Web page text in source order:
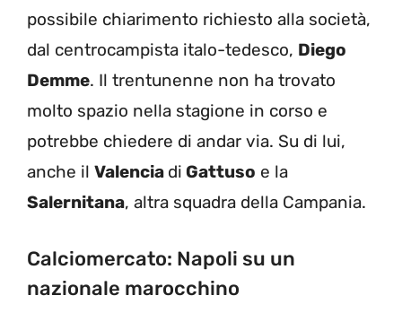
possibile chiarimento richiesto alla società,
dal centrocampista italo-tedesco, Diego
Demme. Il trentunenne non ha trovato
molto spazio nella stagione in corso e
potrebbe chiedere di andar via. Su di lui,
anche il Valencia di Gattuso e la
Salernitana, altra squadra della Campania.
Calciomercato: Napoli su un
nazionale marocchino